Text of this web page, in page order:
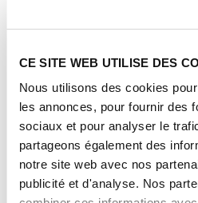
CE SITE WEB UTILISE DES
Nous utilisons des cookies
les annonces, pour fournir des
sociaux et pour analyser le
partageons également des
notre site web avec nos
publicité et d'analyse. Nos
This website does not grant
including without limitation
prohibited and constitutes a
Unless otherwise marked or